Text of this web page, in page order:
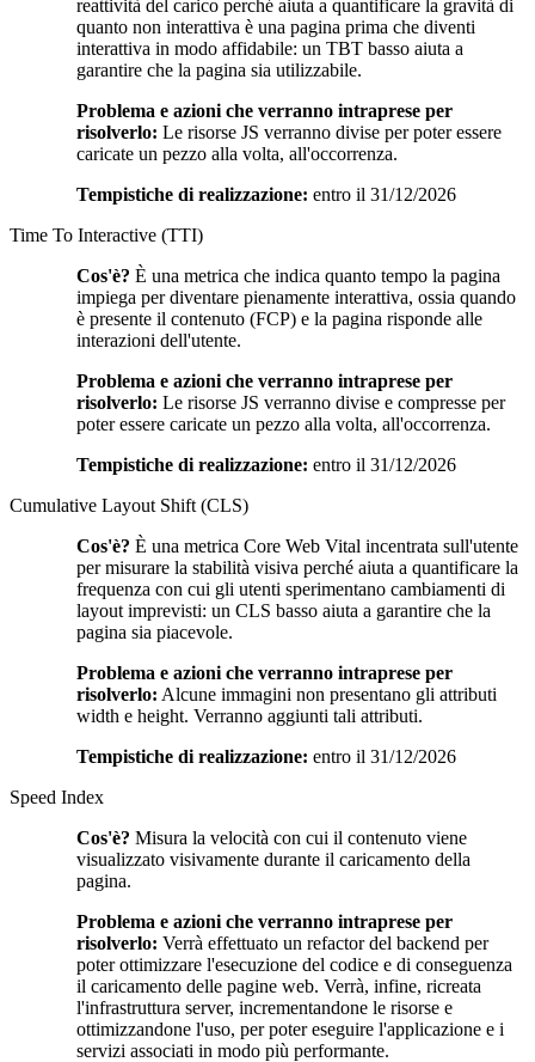
reattività del carico perché aiuta a quantificare la gravità di
quanto non interattiva è una pagina prima che diventi
interattiva in modo affidabile: un TBT basso aiuta a
garantire che la pagina sia utilizzabile.
Problema e azioni che verranno intraprese per
risolverlo: Le risorse JS verranno divise per poter essere
caricate un pezzo alla volta, all'occorrenza.
Tempistiche di realizzazione: entro il 31/12/2026
Time To Interactive (TTI)
Cos'è? È una metrica che indica quanto tempo la pagina
impiega per diventare pienamente interattiva, ossia quando
è presente il contenuto (FCP) e la pagina risponde alle
interazioni dell'utente.
Problema e azioni che verranno intraprese per
risolverlo: Le risorse JS verranno divise e compresse per
poter essere caricate un pezzo alla volta, all'occorrenza.
Tempistiche di realizzazione: entro il 31/12/2026
Cumulative Layout Shift (CLS)
Cos'è? È una metrica Core Web Vital incentrata sull'utente
per misurare la stabilità visiva perché aiuta a quantificare la
frequenza con cui gli utenti sperimentano cambiamenti di
layout imprevisti: un CLS basso aiuta a garantire che la
pagina sia piacevole.
Problema e azioni che verranno intraprese per
risolverlo: Alcune immagini non presentano gli attributi
width e height. Verranno aggiunti tali attributi.
Tempistiche di realizzazione: entro il 31/12/2026
Speed Index
Cos'è? Misura la velocità con cui il contenuto viene
visualizzato visivamente durante il caricamento della
pagina.
Problema e azioni che verranno intraprese per
risolverlo: Verrà effettuato un refactor del backend per
poter ottimizzare l'esecuzione del codice e di conseguenza
il caricamento delle pagine web. Verrà, infine, ricreata
l'infrastruttura server, incrementandone le risorse e
ottimizzandone l'uso, per poter eseguire l'applicazione e i
servizi associati in modo più performante.